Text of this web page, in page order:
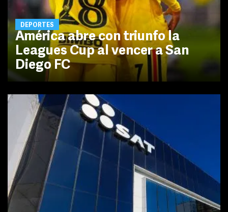
DEPORTES
América abre con triunfo la
Leagues Cup al vencer a San
Diego FC